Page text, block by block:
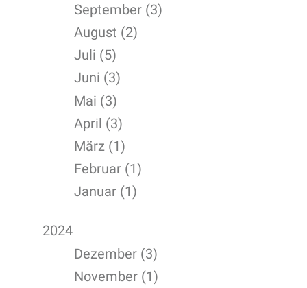
September (3)
August (2)
Juli (5)
Juni (3)
Mai (3)
April (3)
März (1)
Februar (1)
Januar (1)
2024
Dezember (3)
November (1)